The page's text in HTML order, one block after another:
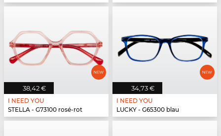
38,42 €
I NEED YOU
STELLA - G73100 rosé-rot
34,73 €
I NEED YOU
LUCKY - G65300 blau